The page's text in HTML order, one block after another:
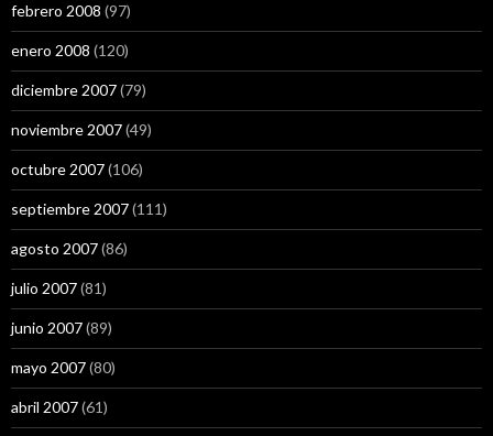
febrero 2008 (97)
enero 2008 (120)
diciembre 2007(79)
noviembre 2007(49)
octubre 2007(106)
septiembre 2007(111)
agosto 2007(86)
julio 2007(81)
junio 2007(89)
mayo 2007(80)
abril 2007(61)